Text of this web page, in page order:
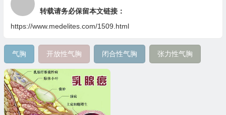
转载请务必保留本文链接：
https://www.medelites.com/1509.html
气胸 开放性气胸 闭合性气胸 张力性气胸